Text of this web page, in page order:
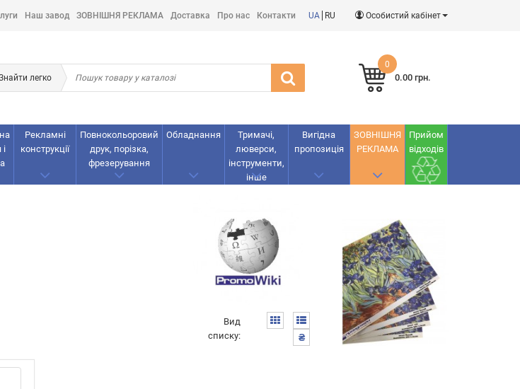
Наш завод ЗОВНІШНЯ РЕКЛАМА Доставка Про нас Контакти UA RU Особистий кабінет
легко
0
0.00 грн.
Рекламнi
конструкції
Повнокольоровий
друк, порізка,
фрезерування
Обладнання
Тримачі,
люверси,
інструменти,
інше
Вигідна
пропозиція
ЗОВНІШНЯ
РЕКЛАМА
Прийом
відходів
Вид
списку:
₴